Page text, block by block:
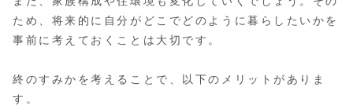
ため、将来的に自分がどこでどのように暮らしたいかを
事前に考えておくことは大切です。
終のすみかを考えることで、以下のメリットがありま
す。